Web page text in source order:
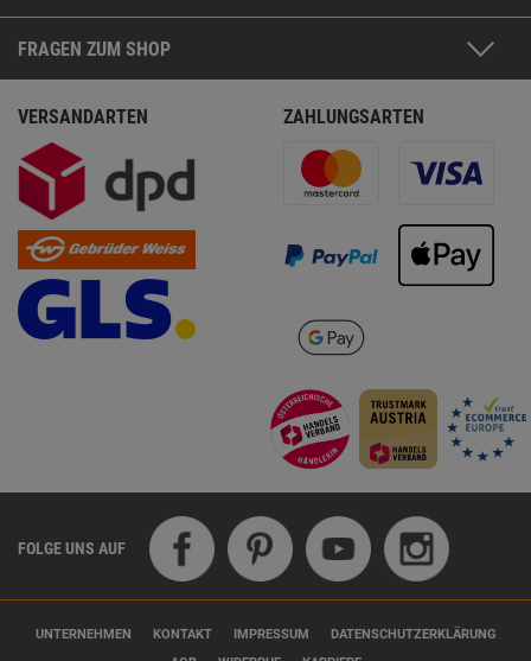
FRAGEN ZUM SHOP
VERSANDARTEN ZAHLUNGSARTEN
FOLGE UNS AUF
UNTERNEHMEN KONTAKT IMPRESSUM
DATENSCHUTZERKLÄRUNG